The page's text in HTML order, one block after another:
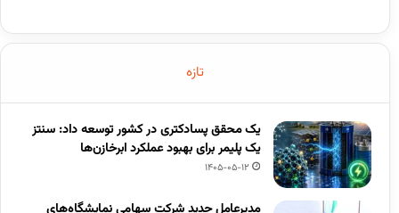
تازه
یک محقق پسادکتری در کشور توسعه داد: سنتز
یک پلیمر برای بهبود عملکرد ابرخازن‌ها
1405-05-12